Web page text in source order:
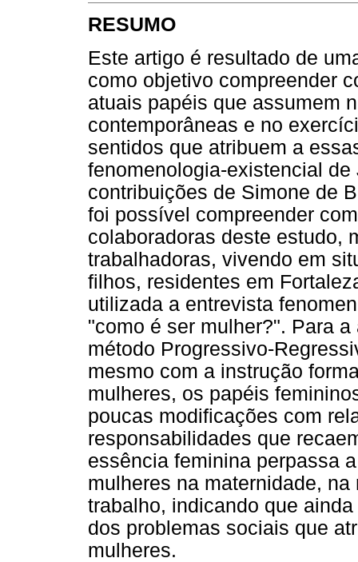
RESUMO
Este artigo é resultado de
como objetivo compreender
atuais papéis que assumem
contemporâneas e no
sentidos que atribuem a
fenomenologia-existencial
contribuições de Simone de
foi possível compreender
colaboradoras deste estudo,
trabalhadoras, vivendo em
filhos, residentes em
utilizada a entrevista
"como é ser mulher?". Para
método Progressivo-
mesmo com a instrução
mulheres, os papéis
poucas modificações com
responsabilidades que
essência feminina perpassa
mulheres na maternidade,
trabalho, indicando que
dos problemas sociais que
mulheres.